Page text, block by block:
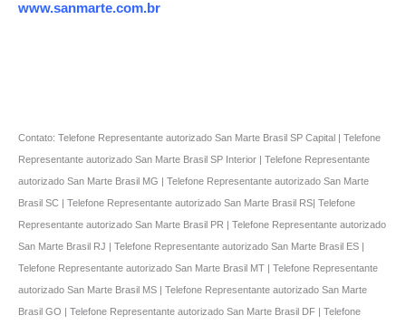
www.sanmarte.com.br
Contato: Telefone Representante autorizado San Marte Brasil SP Capital | Telefone
Representante autorizado San Marte Brasil SP Interior | Telefone Representante
autorizado San Marte Brasil MG | Telefone Representante autorizado San Marte
Brasil SC | Telefone Representante autorizado San Marte Brasil RS| Telefone
Representante autorizado San Marte Brasil PR | Telefone Representante autorizado
San Marte Brasil RJ | Telefone Representante autorizado San Marte Brasil ES |
Telefone Representante autorizado San Marte Brasil MT | Telefone Representante
autorizado San Marte Brasil MS | Telefone Representante autorizado San Marte
Brasil GO | Telefone Representante autorizado San Marte Brasil DF | Telefone